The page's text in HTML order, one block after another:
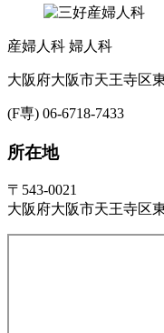
産婦人科 婦人科
大阪府大阪市天王寺区
(F専) 06-6718-7433
所在地
〒543-0021
大阪府大阪市天王寺区